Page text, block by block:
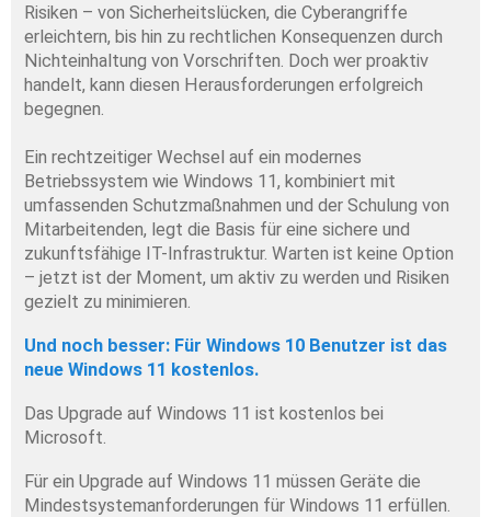
Risiken – von Sicherheitslücken, die Cyberangriffe
erleichtern, bis hin zu rechtlichen Konsequenzen durch
Nichteinhaltung von Vorschriften. Doch wer proaktiv
handelt, kann diesen Herausforderungen erfolgreich
begegnen.
Ein rechtzeitiger Wechsel auf ein modernes
Betriebssystem wie Windows 11, kombiniert mit
umfassenden Schutzmaßnahmen und der Schulung von
Mitarbeitenden, legt die Basis für eine sichere und
zukunftsfähige IT-Infrastruktur. Warten ist keine Option
– jetzt ist der Moment, um aktiv zu werden und Risiken
gezielt zu minimieren.
Und noch besser: Für Windows 10 Benutzer ist das
neue Windows 11 kostenlos.
Das Upgrade auf Windows 11 ist kostenlos bei
Microsoft.
Für ein Upgrade auf Windows 11 müssen Geräte die
Mindestsystemanforderungen für Windows 11 erfüllen.